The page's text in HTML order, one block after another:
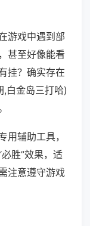
游戏中遇到部
甚至好像能看
挂？确实存在
,白金岛三打哈)
用辅助工具，
胜”效果，适
注意遵守游戏